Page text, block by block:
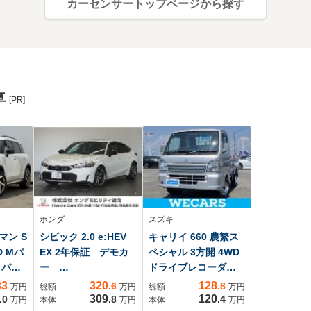
カーセンサートップページから探す
[PR]
ン S
Mパ
ー
ン
アル
万円
.0 万円
ホンダ
シビック 2.0 e:HEV
EX 2年保証 デモカ
ー
HondaCONNECTデ
ィスプレイ Google
総額 320.6 万円
本体
309.8 万円
スズキ
キャリイ 660 農繁ス
ペシャル 3方開 4WD
ドライブレコーダー
社外/エアバッグ 運転
席/エアバッグ 助手席/
総額 128.8 万円
本体
120.4 万円